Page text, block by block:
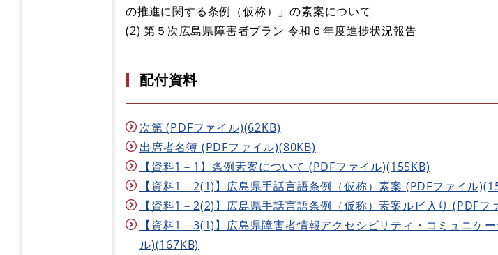
の推進に関する条例（仮称）」の素案について
(2) 第５次広島県障害者プラン 令和６年度進捗状況報告
配付資料
次第 (PDFファイル)(62KB)
出席者名簿 (PDFファイル)(80KB)
【資料1－1】条例素案について (PDFファイル)(155KB)
【資料1－2(1)】広島県手話言語条例（仮称）素案 (PDFファイル
【資料1－2(2)】広島県手話言語条例（仮称）素案ルビ入り (PDFフ
【資料1－3(1)】広島県障害者情報アクセシビリティ・コミュニケ
ル)(167KB)